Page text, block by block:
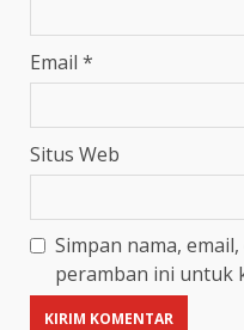
Email *
Situs Web
Simpan nama,
peramban ini untuk